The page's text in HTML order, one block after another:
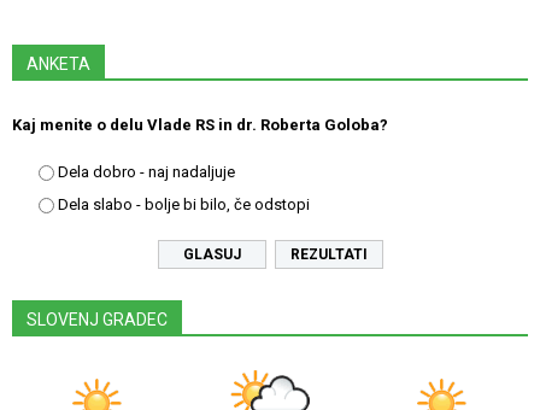
ANKETA
Kaj menite o delu Vlade RS in dr. Roberta Goloba?
Dela dobro - naj nadaljuje
Dela slabo - bolje bi bilo, če odstopi
REZULTATI
SLOVENJ GRADEC